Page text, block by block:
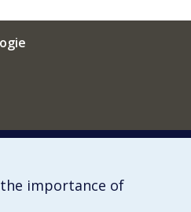
importance of